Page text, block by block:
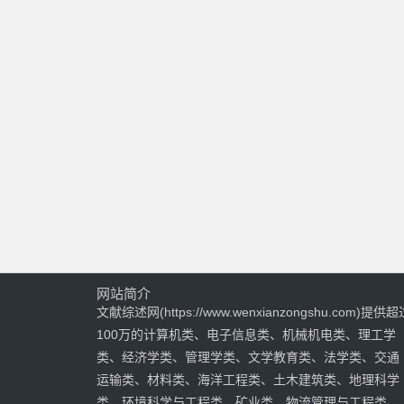
网站简介
文献综述网(https://www.wenxianzongshu.com)提供超
100万的计算机类、电子信息类、机械机电类、理工学
类、经济学类、管理学类、文学教育类、法学类、交通
运输类、材料类、海洋工程类、土木建筑类、地理科学